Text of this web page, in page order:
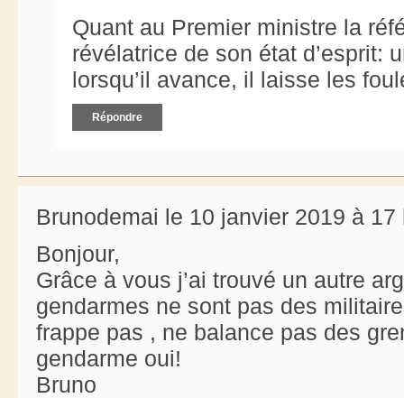
Quant au Premier ministre la
révélatrice de son état d’esprit:
lorsqu’il avance, il laisse les
Répondre
Brunodemai le 10 janvier 2019 à 17
Bonjour,
Grâce à vous j’ai trouvé un autre
gendarmes ne sont pas des
frappe pas , ne balance pas des
gendarme oui!
Bruno